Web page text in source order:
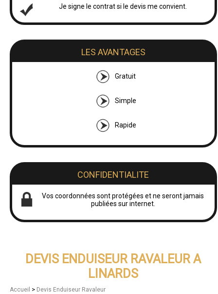
Je signe le contrat si le devis me convient.
LES AVANTAGES
Gratuit
Simple
Rapide
CONFIDENTIALITE
Vos coordonnées sont protégées et ne seront jamais
publiées sur internet.
DEVIS ENDUISEUR RAVALEUR A
LINARDS
Accueil > Devis Enduiseur Ravaleur